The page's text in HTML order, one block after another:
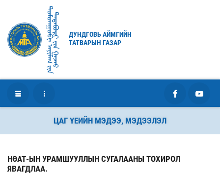
ᠳᠤᠮᠳᠠᠭᠣᠪᠢ ᠠᠶᠢᠮᠠᠭ ᠶ᠋ᠢᠨᠲᠠᠲᠠᠪᠤᠷᠢ ᠶ᠋ᠢᠨ ᠭᠠᠵᠠᠷ
ДУНДГОВЬ АЙМГИЙН
ТАТВАРЫН ГАЗАР
ЦАГ ҮЕИЙН МЭДЭЭ, МЭДЭЭЛЭЛ
НӨАТ-ЫН УРАМШУУЛЛЫН СУГАЛААНЫ ТОХИРОЛ
ЯВАГДЛАА.